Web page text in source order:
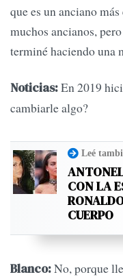
que es un anciano
muchos ancianos,
terminé haciendo una
Noticias:En 2019
cambiarle algo?
Leé
CON LA
CUERPO
Blanco:No, porque